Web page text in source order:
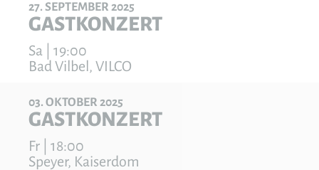
27 SEPTEMBER 2025
GASTKONZERT
Sa | 19:00
Bad Vilbel, VILCO
03 OKTOBER 2025
GASTKONZERT
Fr | 18:00
Speyer, Kaiserdom